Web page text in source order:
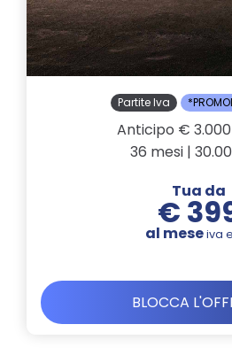
Partite Iva
Anticipo € 3.000
36 mesi |
Tua da
€
al meseiva
BLOCCA